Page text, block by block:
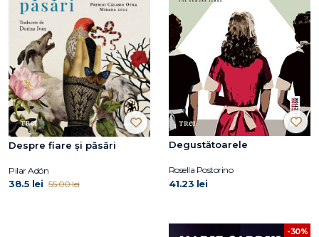
Despre fiare și păsări
Pilar Adón
38.5 lei 55.00 lei
Degustătoarele
Rosella Postorino
41.23 lei
-30%